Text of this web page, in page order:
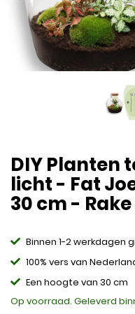
DIY Planten
licht - Fat
30 cm - Rake
Binnen 1-2 werkdagen
100% vers van
Een hoogte van 30 cm
Op voorraad. Geleverd